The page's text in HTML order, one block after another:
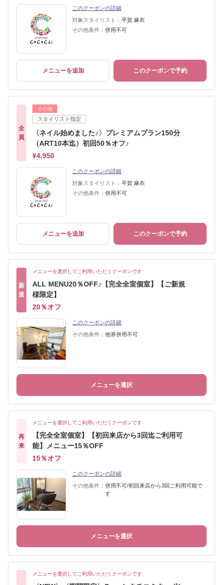
このクーポンの詳細
対象スタイリスト： 平賀 麻衣
その他条件： 併用不可
メニューを追加 このクーポンで予約
全
員
その他
スタイリスト指定
〈ネイル始めました♪〉プレミアムプラン150分
（ART10本迄）初回50％オフ♪
¥4,950
このクーポンの詳細
対象スタイリスト： 平賀 麻衣
その他条件： 併用不可
メニューを追加 このクーポンで予約
新
規
メニューを選択してご利用いただくクーポンです
ALL MENU20％OFF♪【完全全室個室】【ご新規
様限定】
20％オフ
このクーポンの詳細
その他条件： 他券併用不可
メニューを選択
再
来
メニューを選択してご利用いただくクーポンです
【完全全室個室】【初回来店から3回迄ご利用可
能】メニュー15％OFF
15％オフ
このクーポンの詳細
その他条件： 併用不可/初回来店から3回ご利用可能で
す
メニューを選択
メニューを選択してご利用いただくクーポンです